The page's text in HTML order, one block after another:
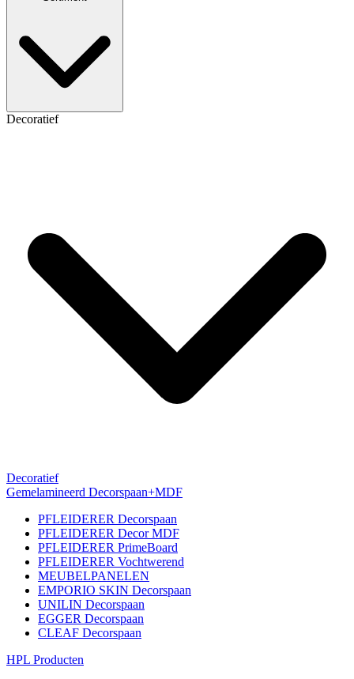
Decoratief
Decoratief
Gemelamineerd Decorspaan+MDF
PFLEIDERER Decorspaan
PFLEIDERER Decor MDF
PFLEIDERER PrimeBoard
PFLEIDERER Vochtwerend
MEUBELPANELEN
EMPORIO SKIN Decorspaan
UNILIN Decorspaan
EGGER Decorspaan
CLEAF Decorspaan
HPL Producten